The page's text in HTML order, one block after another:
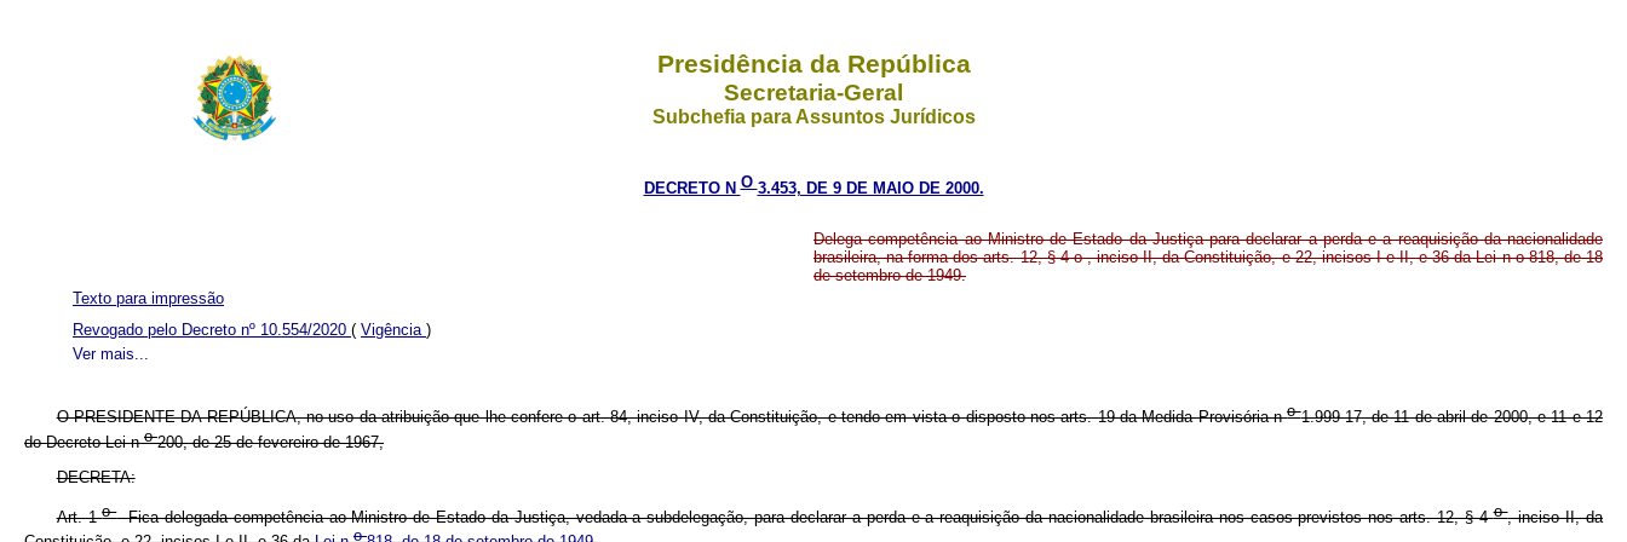
Presidência da República
Secretaria-Geral
Subchefia para Assuntos Jurídicos
DECRETO NO 3.453, DE 9 DE MAIO DE 2000.
Delega competência ao Ministro de Estado da Justiça para declarar a perda e a reaquisição da nacionalidade
brasileira, na forma dos arts. 12, § 4 o , inciso II, da Constituição, e 22, incisos I e II, e 36 da Lei n o 818, de 18
de setembro de 1949.
Ver mais...
Texto para impressão
Revogado pelo Decreto nº 10.554/2020 ( Vigência )
O PRESIDENTE DA REPÚBLICA, no uso da atribuição que lhe confere o art. 84, inciso IV, da Constituição, e tendo em vista o disposto nos arts. 19 da Medida Provisória no1.999-17, de 11 de abril de 2000, e 11 e 12
do Decreto-Lei no200, de 25 de fevereiro de 1967,
DECRETA:
Art. 1oFica delegada competência ao Ministro de Estado da Justiça, vedada a subdelegação, para declarar a perda e a reaquisição da nacionalidade brasileira nos casos previstos nos arts. 12, § 4o, inciso II, da
o